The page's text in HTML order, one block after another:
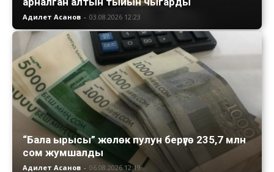
Адилет Асанов - 03.08.2026 12:23
“Бала ырысы” жөлөк пулун берүүгө 235,7 млн
сом жумшалды
Адилет Асанов - 06.08.2026 12:19